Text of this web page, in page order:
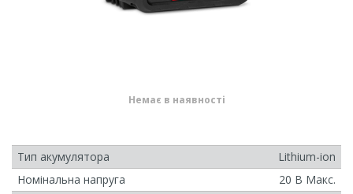
Немає в наявності
Тип акумулятора
Lithium-ion
Номінальна напруга
20 В Макс.